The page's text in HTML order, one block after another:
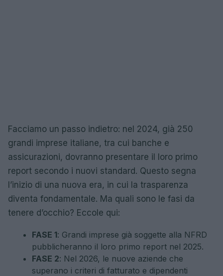
Facciamo un passo indietro: nel 2024, già 250
grandi imprese italiane, tra cui banche e
assicurazioni, dovranno presentare il loro primo
report secondo i nuovi standard. Questo segna
l’inizio di una nuova era, in cui la trasparenza
diventa fondamentale. Ma quali sono le fasi da
tenere d’occhio? Eccole qui:
FASE 1: Grandi imprese già soggette alla NFRD
pubblicheranno il loro primo report nel 2025.
FASE 2: Nel 2026, le nuove aziende che
superano i criteri di fatturato e dipendenti